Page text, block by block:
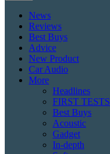
News
Reviews
Best Buys
Advice
New Product
Car Audio
More
Headlines
FIRST TESTS
Best Buys
Acoustic
Gadget
In-depth